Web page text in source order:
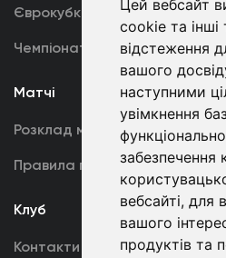
Цей вебсайт
cookie та інші
відстеження
вашого
наступними
увімкнення
забезпечення
вебсайті, для
вашого
продуктів та
Єврокубки
Чемпіонат України
Матчі
Розклад матчів
Правила поведінки
Клуб
Контакти